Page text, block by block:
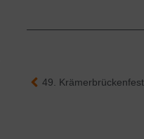
Zurück
49. Krämerbrückenfest